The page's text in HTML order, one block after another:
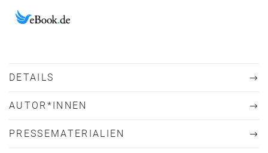
DETAILS
AUTOR*INNEN
PRESSEMATERIALIEN